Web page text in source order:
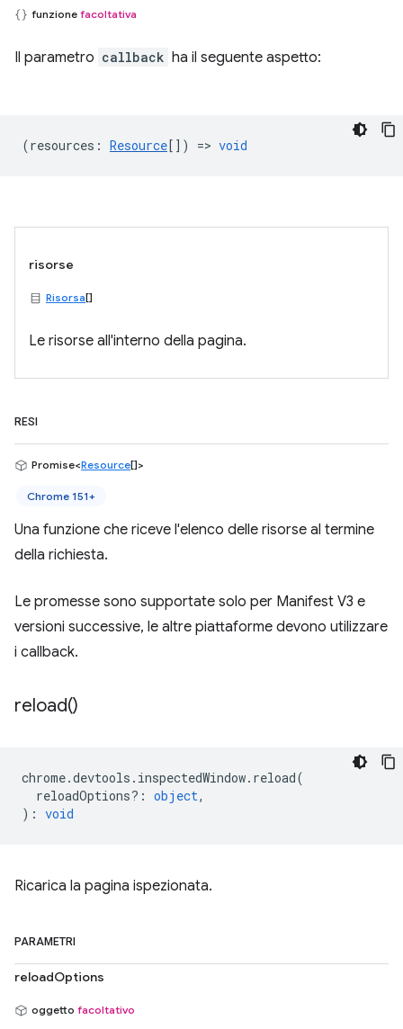
funzione facoltativa
Il parametro callback ha il seguente aspetto:
(resources : Resource[]) => void
risorse
Risorsa[]
Le risorse all'interno della pagina.
RESI
Promise<Resource[]>
Chrome 151+
Una funzione che riceve l'elenco delle risorse al termine
della richiesta.
Le promesse sono supportate solo per Manifest V3 e
versioni successive, le altre piattaforme devono utilizzare
i callback.
reload()
chrome.devtools . inspectedWindow. reload(
reloadOptions? : object,
) : void
Ricarica la pagina ispezionata.
PARAMETRI
reloadOptions
oggetto facoltativo